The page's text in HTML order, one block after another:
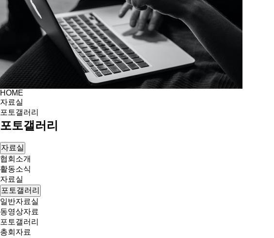
HOME
자료실
포토갤러리
포토갤러리
자료실
협회소개
활동소식
자료실
포토갤러리
일반자료실
동영상자료
포토갤러리
총회자료